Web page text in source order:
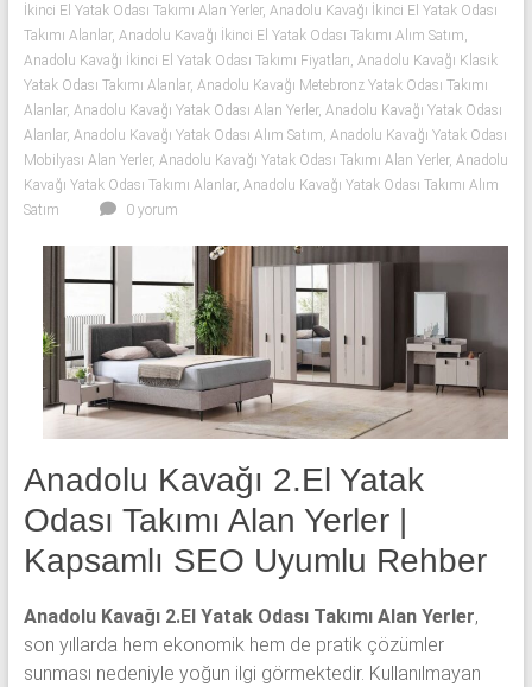
alan
yerler
olarak
2.el
yatak
odası,
Klasik
yatak
odası,
odası,
Antika
yatak
odası
Metebronz
odası
takımı
alınmaktadır.
İkinci El Yatak Odası Takımı Alan Yerler, Anadolu Kavağı İkinci El Yatak Odası
Takımı Alanlar, Anadolu Kavağı İkinci El Yatak Odası Takımı Alım Satım
Anadolu Kavağı İkinci El Yatak Odası Takımı Fiyatları Anadolu Kavağı Klasik
Yatak Odası Takımı Alanlar, Anadolu Kavağı Metebronz Yatak Odası Takımı
Alanlar, Anadolu Kavağı Yatak Odası Alan Yerler, Anadolu Kavağı Yatak Odası
Alanlar, Anadolu Kavağı Yatak Odası Alım Satım Anadolu Kavağı Yatak Odası
Mobilyası Alan Yerler, Anadolu Kavağı Yatak Odası Takımı Alan Yerler, Anadolu
Kavağı Yatak Odası Takımı Alanlar, Anadolu Kavağı Yatak Odası Takımı Alım
Satım
0 yorum
Anadolu Kavağı 2.El Yatak
Odası Takımı Alan Yerler |
Kapsamlı SEO Uyumlu Rehber
Anadolu Kavağı 2.El Yatak Odası Takımı Alan Yerler,
son yıllarda hem ekonomik hem de pratik çözümler
sunması nedeniyle yoğun ilgi görmektedir. Kullanılmayan